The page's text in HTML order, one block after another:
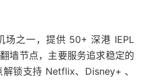
场之一，提供 50+ 深港 IEPL
墙节点，主要服务追求稳定的
锁支持 Netflix、Disney+ 、